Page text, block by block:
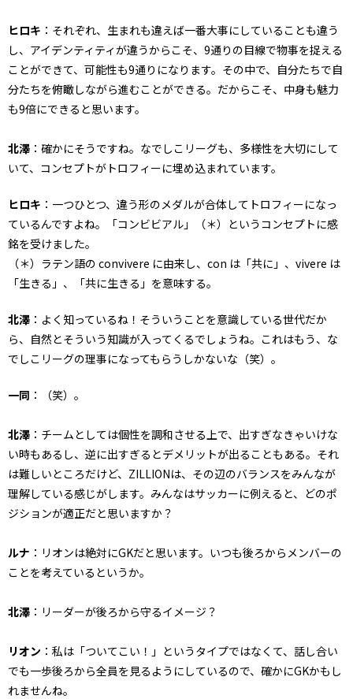
ヒロキ ：それぞれ、生まれも違えば一番大事にしていることも違う
し、アイデンティティが違うからこそ、9通りの目線で物事を捉える
ことができて、可能性も9通りになります。その中で、自分たちで自
分たちを俯瞰しながら進むことができる。だからこそ、中身も魅力
も9倍にできると思います。
北澤 ：確かにそうですね。なでしこリーグも、多様性を大切にして
いて、コンセプトがトロフィーに埋め込まれています。
ヒロキ ：一つひとつ、違う形のメダルが合体してトロフィーになっ
ているんですよね。「コンビビアル」（＊）というコンセプトに感
銘を受けました。
（＊）ラテン語の convivere に由来し、con は「共に」、vivere は
「生きる」、「共に生きる」を意味する。
北澤 ：よく知っているね！そういうことを意識している世代だか
ら、自然とそういう知識が入ってくるでしょうね。これはもう、な
でしこリーグの理事になってもらうしかないな（笑）。
一同 ：（笑）。
北澤 ：チームとしては個性を調和させる上で、出すぎなきゃいけな
い時もあるし、逆に出すぎるとデメリットが出ることもある。それ
は難しいところだけど、ZILLIONは、その辺のバランスをみんなが
理解している感じがします。みんなはサッカーに例えると、どのポ
ジションが適正だと思いますか？
ルナ ：リオンは絶対にGKだと思います。いつも後ろからメンバーの
ことを考えているというか。
北澤 ：リーダーが後ろから守るイメージ？
リオン ：私は「ついてこい！」というタイプではなくて、話し合い
でも一歩後ろから全員を見るようにしているので、確かにGKかもし
れませんね。